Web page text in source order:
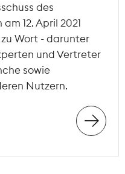
des
12. April 2021
Wort - darunter
und Vertreter
sowie
Nutzern.